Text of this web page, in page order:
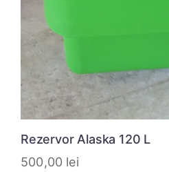
Rezervor Alaska 120 L
500,00 lei